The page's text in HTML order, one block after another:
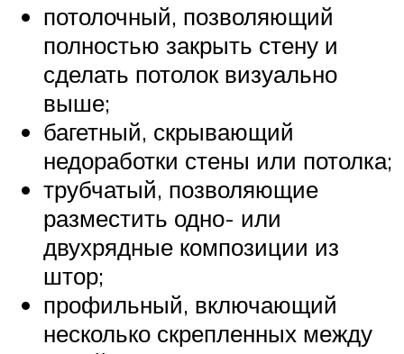
потолочный, позволяющий
полностью закрыть стену и
сделать потолок визуально
выше;
багетный, скрывающий
недоработки стены или потолка;
трубчатый, позволяющие
разместить одно- или
двухрядные композиции из
штор;
профильный, включающий
несколько скрепленных между